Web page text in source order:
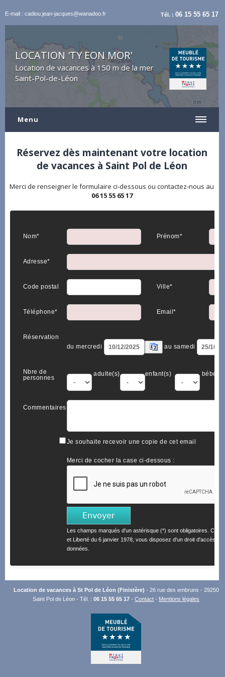
E-mail : cadiou.jean-jacques@wanadoo.fr Tél. :06 15 55 65 17
LOCATION 'TY EON MOR'
Location de vacances à 150 m de la mer
Saint-Pol-de-Léon
Menu
Réservez dès maintenant votre location
de vacances à Saint Pol de Léon
Merci de renseigner le formulaire ci-dessous ou contactez-nous au
06 15 55 65 17
Nom* Prénom*
Adresse*
Code postal Ville*
Téléphone* Email*
Réservation
du mercredi
au samedi
Nbre de
personnes
adulte(s) enfant(s) bébé(s)
Commentaires
Je souhaite recevoir une copie de cet email
Merci de cocher la case ci-dessous :
Les champs marqués d'un astérisque (*) sont obligatoires.
et Liberté du 6 janvier 1978, vous disposez d'un droit d'accès et
données.
Location de vacances à St Pol de Léon (Finistère) - 26 rue des embruns - 29250
Saint Pol de Léon - Tél. :06 15 55 65 17 -Contact - Mentions légales